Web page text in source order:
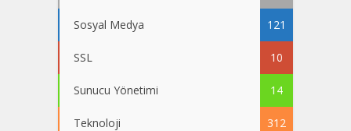
Sosyal Medya 121
SSL 10
Sunucu Yönetimi 14
Teknoloji 312